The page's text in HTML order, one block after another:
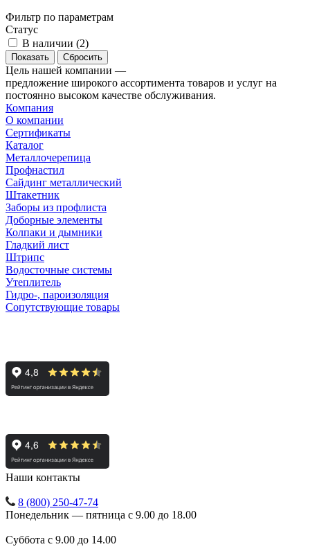
Фильтр по параметрам
Статус
В наличии (2)
Сбросить
Цель нашей компании —
предложение широкого ассортимента товаров и услуг на
постоянно высоком качестве обслуживания.
Компания
О компании
Сертификаты
Каталог
Металлочерепица
Профнастил
Сайдинг металлический
Штакетник
Заборы из профлиста
Доборные элементы
Колпаки и дымники
Гладкий лист
Штрипс
Водосточные системы
Утеплитель
Гидро-, пароизоляция
Сопутствующие товары
Наши контакты
8 (800) 250-47-74
Понедельник — пятница с 9.00 до 18.00
Суббота с 9.00 до 14.00